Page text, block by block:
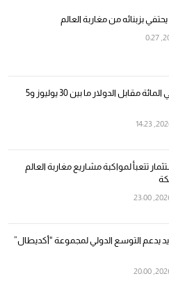
بزبنائه من مغاربة العالم
الدرهم يرتفع بـ 0,8 في المائة مقابل الدولار ما بين 30 يوليوز و5
تتعبأ لمواكبة مشاريع مغاربة العالم
يدعم التوسع الدولي لمجموعة “أكديطال”